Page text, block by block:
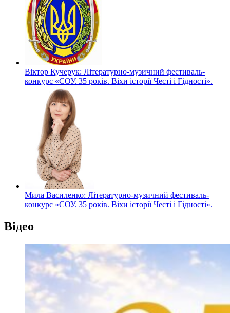
Віктор Кучерук: Літературно-музичний фестиваль-
конкурс «СОУ. 35 років. Віхи історії Честі і Гідності».
Мила Василенко: Літературно-музичний фестиваль-
конкурс «СОУ. 35 років. Віхи історії Честі і Гідності».
Відео